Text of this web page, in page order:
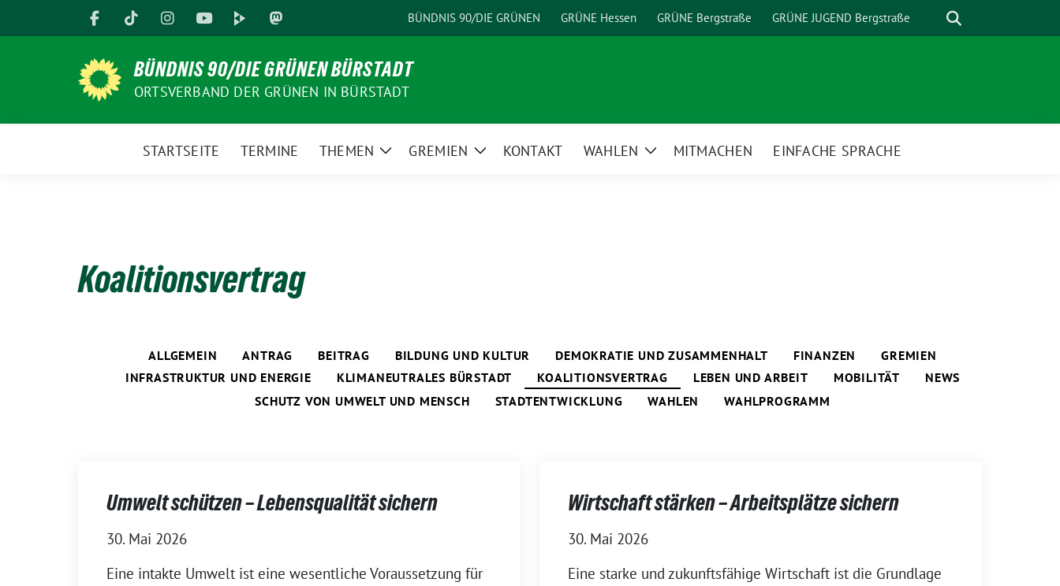
zum
BÜNDNIS 90/DIE GRÜNEN GRÜNE Hessen GRÜNE Bergstraße GRÜNE JUGEND Bergstraße Suche
BÜNDNIS 90/DIE GRÜNEN BÜRSTADT
ORTSVERBAND DER GRÜNEN IN BÜRSTADT
STARTSEITE TERMINE THEMEN
ZeigeGREMIEN
ZeigeKONTAKT WAHLEN
ZeigeMITMACHEN EINFACHE SPRACHE
Koalitionsvertrag
ALLGEMEIN ANTRAG BEITRAG BILDUNG UND KULTUR DEMOKRATIE UND ZUSAMMENHALT FINANZEN
GREMIEN
INFRASTRUKTUR UND ENERGIE
KLIMANEUTRALES BÜRSTADT KOALITIONSVERTRAG LEBEN UND ARBEIT MOBILITÄT
NEWS
SCHUTZ VON UMWELT UND MENSCH
STADTENTWICKLUNG WAHLEN WAHLPROGRAMM
Umwelt schützen – Lebensqualität sichern
30. Mai 2026
Eine intakte Umwelt ist eine wesentliche Voraussetzung für
Wirtschaft stärken – Arbeitsplätze sichern
30. Mai 2026
Eine starke und zukunftsfähige Wirtschaft ist die Grundlage